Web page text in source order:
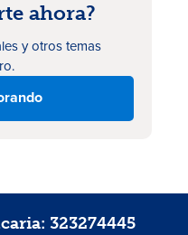
ahora?
y otros temas
323274445